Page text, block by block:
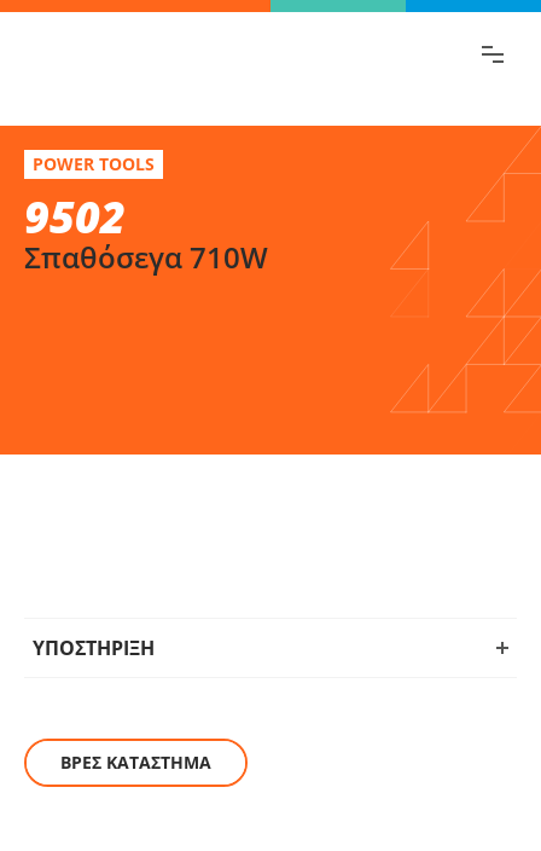
9502
Σπαθόσεγα 710W
POWER TOOLS
9502
Σπαθόσεγα 710W
ΥΠΟΣΤΗΡΙΞΗ
ΒΡΕΣ ΚΑΤΑΣΤΗΜΑ
Επίλεξε
παραλλαγή
Βρες γρήγορα την πληροφορία που